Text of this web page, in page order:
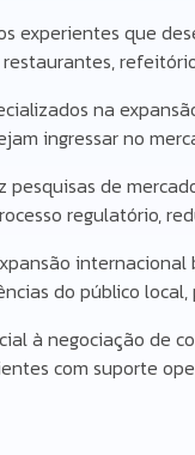
experientes que
na
ingressar no
pesquisas de
regulatório,
do público
à negociação de
com suporte